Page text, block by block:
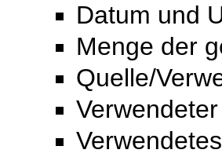
Datum und
Menge der
Quelle/